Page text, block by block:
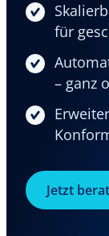
für
– ganz
Jetzt